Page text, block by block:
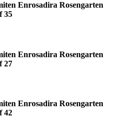
Enrosadira Rosengarten
35
Enrosadira Rosengarten
27
Enrosadira Rosengarten
42